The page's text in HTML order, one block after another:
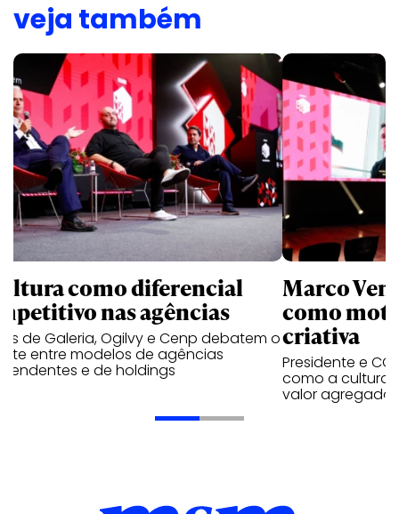
veja também
como diferencial
nas agências
de Galeria, Ogilvy e Cenp debatem o
entre modelos de agências
e de holdings
Marco
como
criativa
Presidente e
como a cultura
valor agregado